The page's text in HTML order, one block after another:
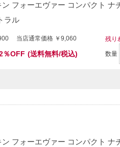
フォーエヴァー コンパクト ナ
ラル
当店通常価格 ￥9,060
％OFF (送料無料/税込)
残り
数量
フォーエヴァー コンパクト ナ